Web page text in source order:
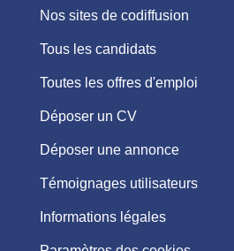
Nos sites de codiffusion
Tous les candidats
Toutes les offres d'emploi
Déposer un CV
Déposer une annonce
Témoignages utilisateurs
Informations légales